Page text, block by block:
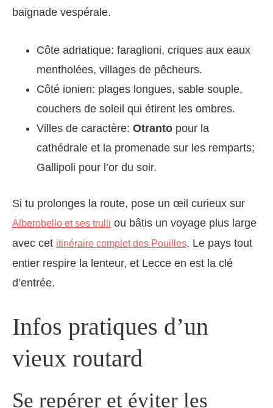
baignade vespérale.
Côte adriatique: faraglioni, criques aux eaux
mentholées, villages de pêcheurs.
Côté ionien: plages longues, sable souple,
couchers de soleil qui étirent les ombres.
Villes de caractère: Otranto pour la
cathédrale et la promenade sur les remparts;
Gallipoli pour l’or du soir.
Si tu prolonges la route, pose un œil curieux sur
Alberobello et ses trulli ou bâtis un voyage plus large
avec cet itinéraire complet des Pouilles. Le pays tout
entier respire la lenteur, et Lecce en est la clé
d’entrée.
Infos pratiques d’un
vieux routard
Se repérer et éviter les